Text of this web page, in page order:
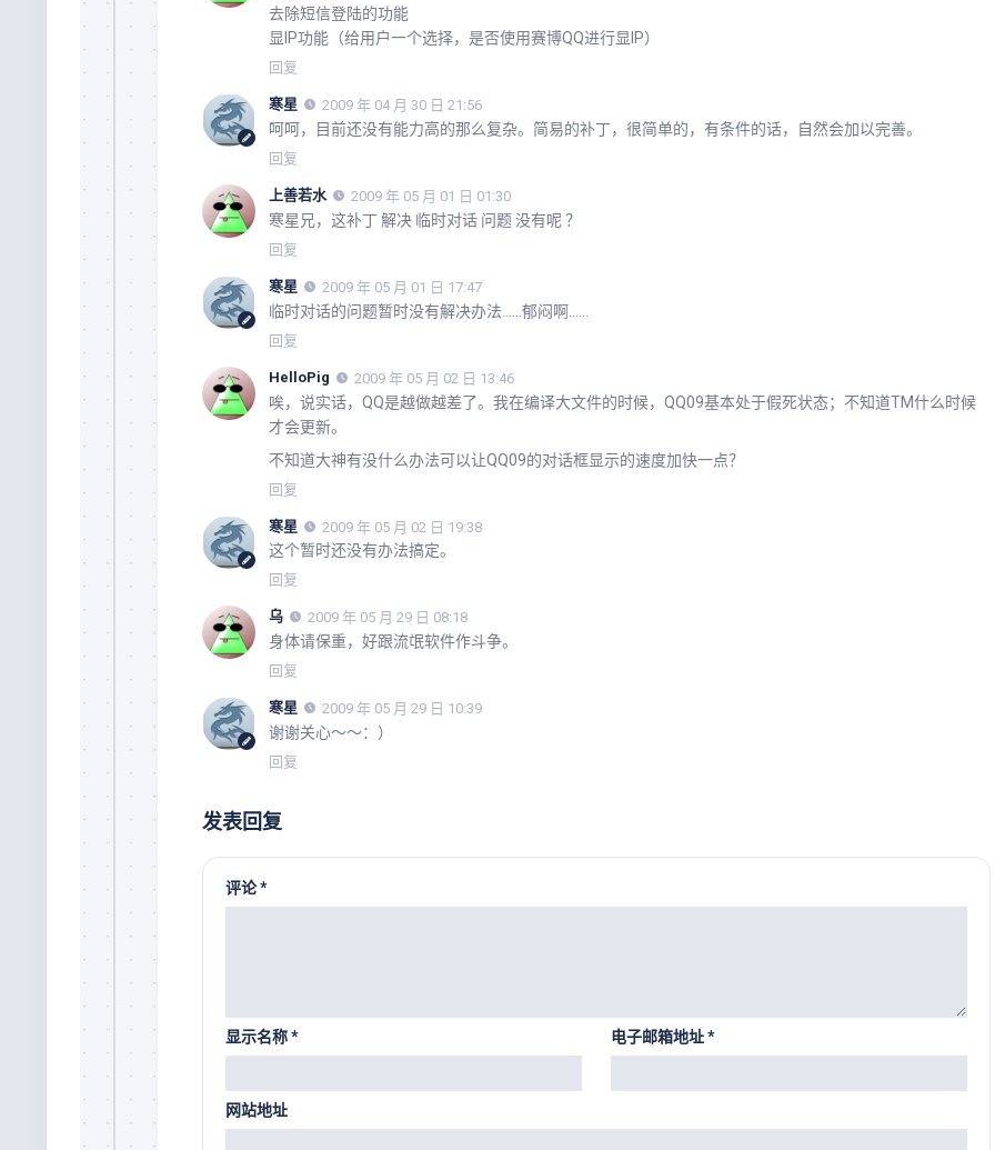
去除短信登陆的功能
显IP功能（给用户一个选择，是否使用赛博QQ进行显IP）
回复
寒星 2009 年 04 月 30 日 21:56
呵呵，目前还没有能力高的那么复杂。简易的补丁，很简单的，有条件的话，自然会加以完善。
回复
上善若水 2009 年 05 月 01 日 01:30
寒星兄，这补丁 解决 临时对话 问题 没有呢 ？
回复
寒星 2009 年 05 月 01 日 17:47
临时对话的问题暂时没有解决办法……郁闷啊……
回复
HelloPig 2009 年 05 月 02 日 13:46
唉，说实话，QQ是越做越差了。我在编译大文件的时候，QQ09基本处于假死状态；不知道TM什么时候
才会更新。
不知道大神有没什么办法可以让QQ09的对话框显示的速度加快一点？
回复
寒星 2009 年 05 月 02 日 19:38
这个暂时还没有办法搞定。
回复
乌 2009 年 05 月 29 日 08:18
身体请保重，好跟流氓软件作斗争。
回复
寒星 2009 年 05 月 29 日 10:39
谢谢关心～～：）
回复
发表回复
评论*
显示名称* 电子邮箱地址*
网站地址